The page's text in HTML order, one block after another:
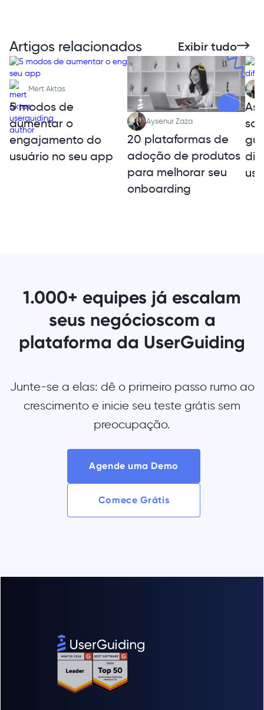
Artigos relacionados Exibir tudo
Mert Aktas
5 modos de
aumentar o
engajamento do
usuário no seu app
Aysenur Zaza
20 plataformas de
adoção de produtos
para melhorar seu
onboarding
As
uso
1.000+ equipes já escalam
seus negócioscom a
plataforma da UserGuiding
Junte-se a elas: dê o primeiro passo rumo ao
crescimento e inicie seu teste grátis sem
preocupação.
Agende uma Demo
Comece Grátis